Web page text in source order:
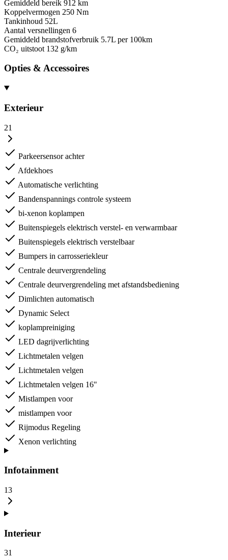
Gemiddeld bereik 912 km
Koppelvermogen 250 Nm
Tankinhoud 52L
Aantal versnellingen 6
Gemiddeld brandstofverbruik 5.7L per 100km
CO₂ uitstoot 132 g/km
Opties & Accessoires
Exterieur
21
Parkeersensor achter
Afdekhoes
Automatische verlichting
Bandenspannings controle systeem
bi-xenon koplampen
Buitenspiegels elektrisch verstel- en verwarmbaar
Buitenspiegels elektrisch verstelbaar
Bumpers in carrosseriekleur
Centrale deurvergrendeling
Centrale deurvergrendeling met afstandsbediening
Dimlichten automatisch
Dynamic Select
koplampreiniging
LED dagrijverlichting
Lichtmetalen velgen
Lichtmetalen velgen
Lichtmetalen velgen 16"
Mistlampen voor
mistlampen voor
Rijmodus Regeling
Xenon verlichting
Infotainment
13
Interieur
31